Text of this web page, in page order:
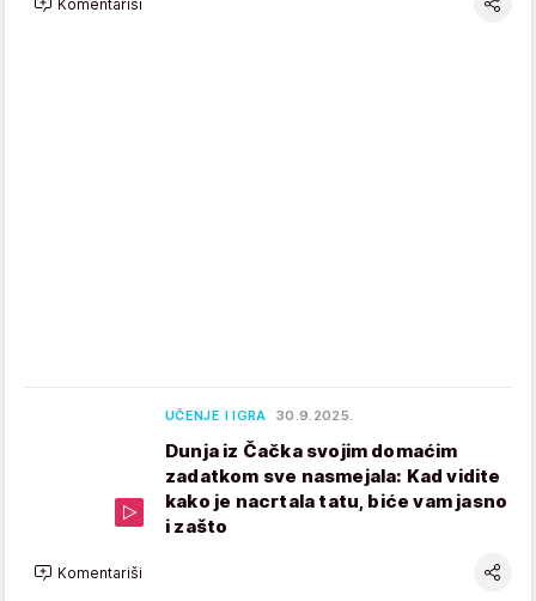
Komentariši
UČENJE I IGRA 30.9.2025.
Dunja iz Čačka svojim domaćim
zadatkom sve nasmejala: Kad vidite
kako je nacrtala tatu, biće vam jasno
i zašto
Komentariši